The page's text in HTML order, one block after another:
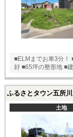
■ELMまでお車3分！
好 ■65坪の整形地 ■
土地